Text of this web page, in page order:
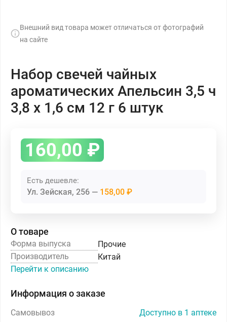
Внешний вид товара может отличаться от фотографий
на сайте
Набор свечей чайных
ароматических Апельсин 3,5 ч
3,8 х 1,6 см 12 г 6 штук
160,00 ₽
Есть дешевле:
Ул. Зейская, 256 158,00 ₽
О товаре
Форма выпуска
Прочие
Производитель
Китай
Перейти к описанию
Информация о заказе
Самовывоз Доступно в 1 аптеке